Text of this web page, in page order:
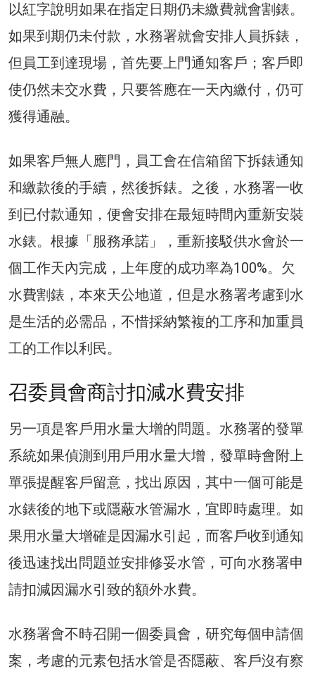
以紅字說明如果在指定日期仍未繳費就會割錶。
如果到期仍未付款，水務署就會安排人員拆錶，
但員工到達現場，首先要上門通知客戶；客戶即
使仍然未交水費，只要答應在一天內繳付，仍可
獲得通融。
如果客戶無人應門，員工會在信箱留下拆錶通知
和繳款後的手續，然後拆錶。之後，水務署一收
到已付款通知，便會安排在最短時間內重新安裝
水錶。根據「服務承諾」，重新接駁供水會於一
個工作天內完成，上年度的成功率為100%。欠
水費割錶，本來天公地道，但是水務署考慮到水
是生活的必需品，不惜採納繁複的工序和加重員
工的工作以利民。
召委員會商討扣減水費安排
另一項是客戶用水量大增的問題。水務署的發單
系統如果偵測到用戶用水量大增，發單時會附上
單張提醒客戶留意，找出原因，其中一個可能是
水錶後的地下或隱蔽水管漏水，宜即時處理。如
果用水量大增確是因漏水引起，而客戶收到通知
後迅速找出問題並安排修妥水管，可向水務署申
請扣減因漏水引致的額外水費。
水務署會不時召開一個委員會，研究每個申請個
案，考慮的元素包括水管是否隱蔽、客戶沒有察